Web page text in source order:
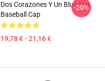
Dos Corazones Y Un Blue Box
Baseball Cap
19,78 € - 21,16 €
-20%